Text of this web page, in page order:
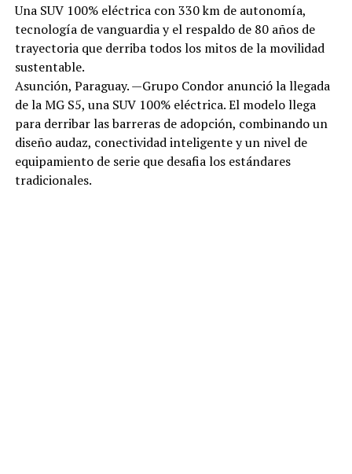
Una SUV 100% eléctrica con 330 km de autonomía,
tecnología de vanguardia y el respaldo de 80 años de
trayectoria que derriba todos los mitos de la movilidad
sustentable.
Asunción, Paraguay. —Grupo Condor anunció la llegada
de la MG S5, una SUV 100% eléctrica. El modelo llega
para derribar las barreras de adopción, combinando un
diseño audaz, conectividad inteligente y un nivel de
equipamiento de serie que desafia los estándares
tradicionales.